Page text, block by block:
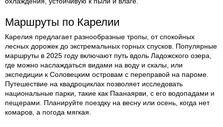
Маршруты по Карелии
Карелия предлагает разнообразные тропы, от спокойных
лесных дорожек до экстремальных горных спусков. Популярные
маршруты в 2025 году включают путь вдоль Ладожского озера,
где можно наслаждаться видами на воду и скалы, или
экспедиции к Соловецким островам с переправой на пароме.
Путешествие на квадроциклах позволяет исследовать
национальные парки, такие как Паанаярви, с его водопадами и
пещерами. Планируйте поездку на весну или осень, когда нет
комаров, а погода мягкая.